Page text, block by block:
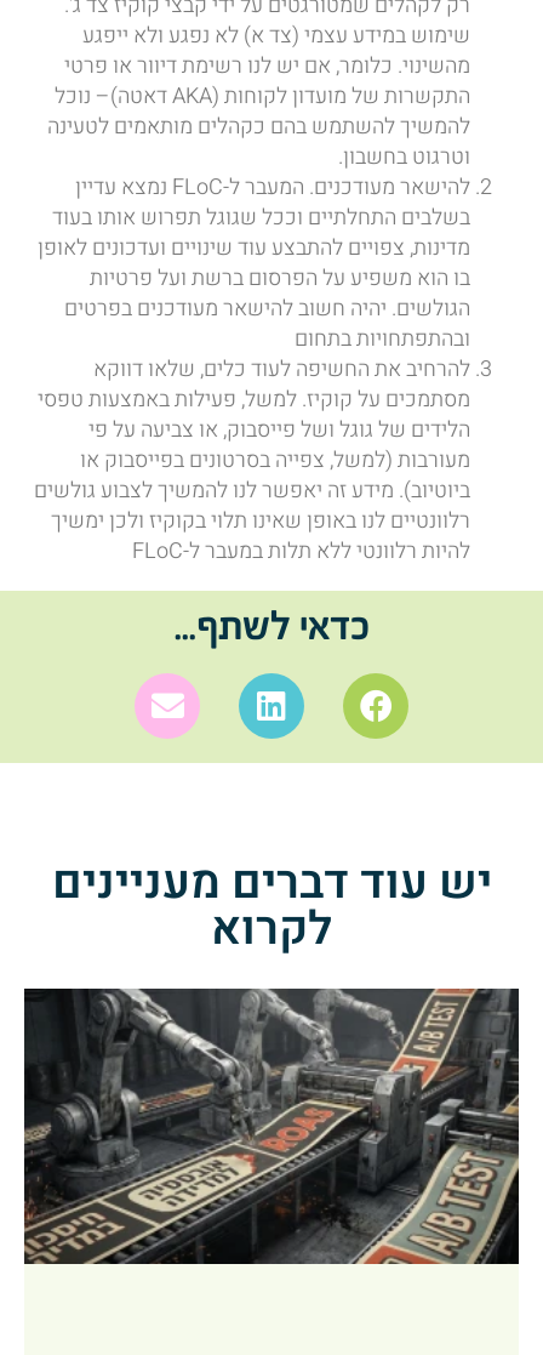
שימוש במידע עצמי (צד א) לא נפגע ולא ייפגע
מהשינוי. כלומר, אם יש לנו רשימת דיוור או פרטי
התקשרות של מועדון לקוחות (AKA דאטה)– נוכל
להמשיך להשתמש בהם כקהלים מותאמים לטעינה
וטרגוט בחשבון.
להישאר מעודכנים. המעבר ל-FLoC נמצא עדיין
בשלבים התחלתיים וככל שגוגל תפרוש אותו בעוד
מדינות, צפויים להתבצע עוד שינויים ועדכונים לאופן
בו הוא משפיע על הפרסום ברשת ועל פרטיות
הגולשים. יהיה חשוב להישאר מעודכנים בפרטים
ובהתפתחויות בתחום
להרחיב את החשיפה לעוד כלים, שלאו דווקא
מסתמכים על קוקיז. למשל, פעילות באמצעות טפסי
הלידים של גוגל ושל פייסבוק, או צביעה על פי
מעורבות (למשל, צפייה בסרטונים בפייסבוק או
ביוטיוב). מידע זה יאפשר לנו להמשיך לצבוע גולשים
רלוונטיים לנו באופן שאינו תלוי בקוקיז ולכן ימשיך
להיות רלוונטי ללא תלות במעבר ל-FLoC
כדאי לשתף...
יש עוד דברים מעניינים
לקרוא